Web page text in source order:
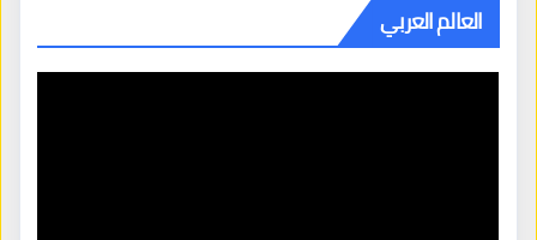
العالم العربي